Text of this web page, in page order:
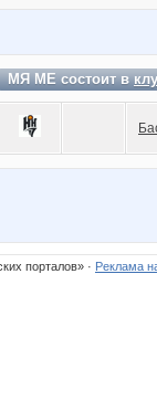
МЯ МЕ состоит в
порталов» · Реклама